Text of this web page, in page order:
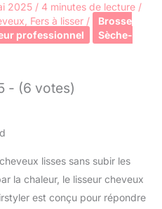
2025 / 4 minutes de lecture /
Fers à lisser /
Brosse
professionnel
Sèche-
- (6 votes)
lisses sans subir les
la chaleur, le lisseur cheveux
est conçu pour répondre